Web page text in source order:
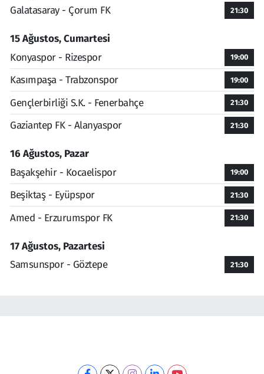
Galatasaray - Çorum FK
21:30
15 Ağustos, Cumartesi
Konyaspor - Rizespor
19:00
Kasımpaşa - Trabzonspor 19:00
Gençlerbirliği S.K. - Fenerbahçe 21:30
Gaziantep FK - Alanyaspor 21:30
16 Ağustos, Pazar
Başakşehir - Kocaelispor
19:00
Beşiktaş - Eyüpspor 21:30
Amed - Erzurumspor FK 21:30
17 Ağustos, Pazartesi
Samsunspor - Göztepe
21:30